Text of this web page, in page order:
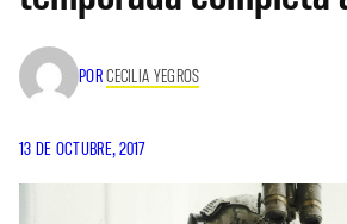
PORCECILIA YEGROS
13 DE OCTUBRE, 2017